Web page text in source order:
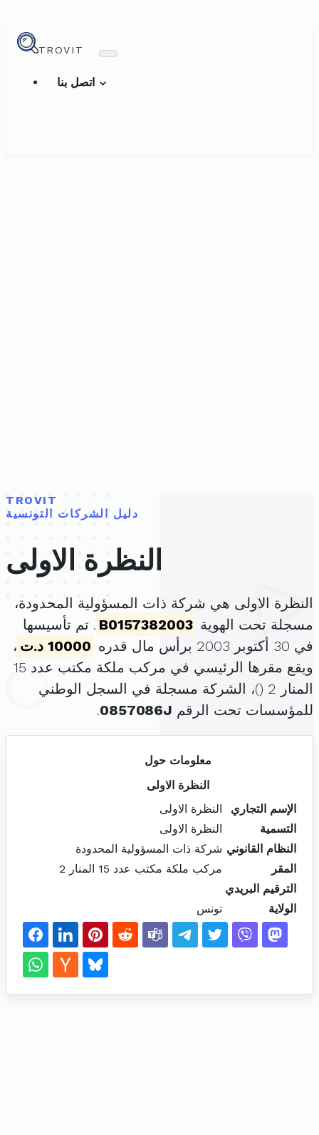
TROVIT
TROVIT
دليل الشركات التونسية
النظرة الاولى
النظرة الاولى هي شركة ذات المسؤولية المحدودة،
مسجلة تحت الهوية B0157382003 . تم تأسيسها
في 30 أكتوبر 2003 برأس مال قدره
10000 د.ت
،
ويقع مقرها الرئيسي في مركب ملكة مكتب عدد 15
المنار 2 (
)، الشركة مسجلة في السجل الوطني
للمؤسسات تحت الرقم 0857086J
.
معلومات حول
النظرة الاولى
الإسم التجاري
النظرة الاولى
التسمية
النظرة الاولى
النظام القانوني شركة ذات المسؤولية المحدودة
المقر
مركب ملكة مكتب عدد 15 المنار 2
الترقيم البريدي
الولاية
تونس